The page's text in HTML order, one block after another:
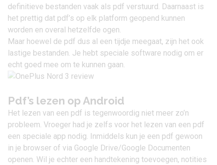
definitieve bestanden vaak als pdf verstuurd. Daarnaast is
het prettig dat pdf’s op elk platform geopend kunnen
worden en overal hetzelfde ogen.
Maar hoewel de pdf dus al een tijdje meegaat, zijn het ook
lastige bestanden. Je hebt speciale software nodig om er
echt goed mee om te kunnen gaan.
Pdf’s lezen op Android
Het lezen van een pdf is tegenwoordig niet meer zo’n
probleem. Vroeger had je zelfs voor het lezen van een pdf
een speciale app nodig. Inmiddels kun je een pdf gewoon
in je browser of via Google Drive/Google Documenten
openen. Wil je echter een handtekening toevoegen, notities